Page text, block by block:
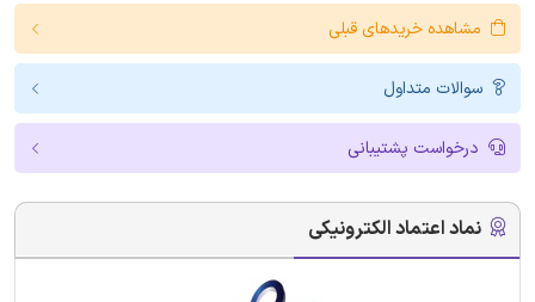
مشاهده خریدهای قبلی
سوالات متداول
درخواست پشتیبانی
نماد اعتماد الکترونیکی